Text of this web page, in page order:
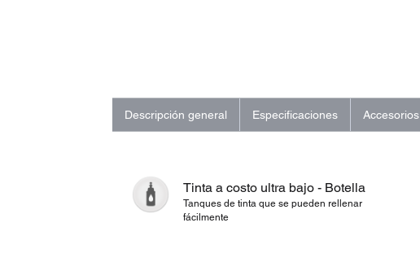
Descripción general Especificaciones Accesorios
Tinta a costo ultra bajo - Botella
Tanques de tinta que se pueden rellenar
fácilmente